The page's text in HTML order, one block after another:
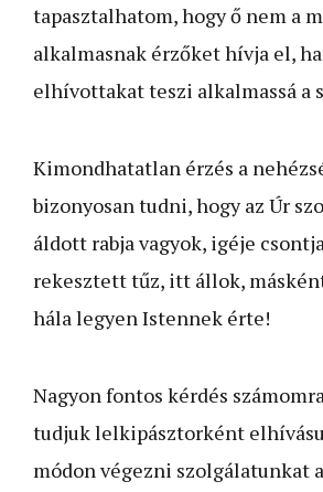
tapasztalhatom, hogy ő nem a
alkalmasnak érzőket hívja el,
elhívottakat teszi alkalmassá a
Kimondhatatlan érzés a
bizonyosan tudni, hogy az Úr
áldott rabja vagyok, igéje
rekesztett tűz, itt állok,
hála legyen Istennek érte!
Nagyon fontos kérdés
tudjuk lelkipásztorként
módon végezni szolgála­tun­kat